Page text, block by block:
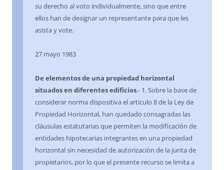
su derecho al voto individualmente, sino que entre
ellos han de designar un representante para que les
asista y vote.
27 mayo 1983
De elementos de una propiedad horizontal
situados en diferentes edificios.- 1. Sobre la base de
considerar norma dispositiva el artículo 8 de la Ley de
Propiedad Horizontal, han quedado consagradas las
cláusulas estatutarias que permiten la modificación de
entidades hipotecarias integrantes en una propiedad
horizontal sin necesidad de autorización de la junta de
propietarios, por lo que el presente recurso se limita a